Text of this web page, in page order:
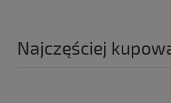
Najczęściej